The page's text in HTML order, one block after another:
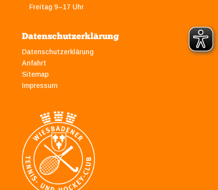
Freitag 9–17 Uhr
Datenschutzerklärung
Datenschutzerklärung
Anfahrt
Sitemap
Impressum